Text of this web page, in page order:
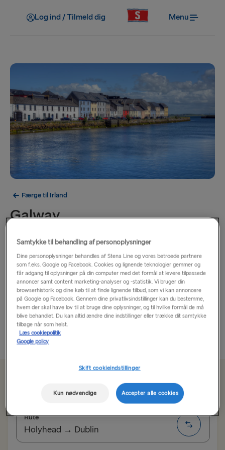
Log ind / Tilmeld dig Menu
Færge til Irland
Galway
Udforsk Galways Charme og Kultur
Tag bilen med ombord på færgen til Irland. Fra
Storbritannien eller fra Frankrig; forvent en behagelig
rejse over havet, efterfulgt af en fantastisk roadtrip på
Wild Atlantic Way.
Er du klar til et stort...
Læs mere
Fra 1517 kr. enkelt tur, bil og chauffør
Rute
Holyhead → Dublin
Samtykke til behandling af personoplysninger
Dine personoplysninger behandles af Stena Line og vores betroede partnere
som f.eks. Google og Facebook. Cookies og lignende teknologier gemmer og
får adgang til oplysninger på din computer med det formål at levere tilpassede
annoncer samt content marketing-analyser og -statistik. Vi bruger din
browserhistorik og dine køb til at finde lignende tilbud, som vi kan annoncere
på Google og Facebook. Gennem dine privatlivsindstillinger kan du bestemme,
hvem der skal have lov til at bruge dine oplysninger, og til hvilke formål de må
blive behandlet. Du kan altid ændre dine indstillinger eller trække dit samtykke
tilbage når som helst.
Læs cookiepolitik
Google policy
Skift cookieindstillinger
Kun nødvendige Accepter alle cookies